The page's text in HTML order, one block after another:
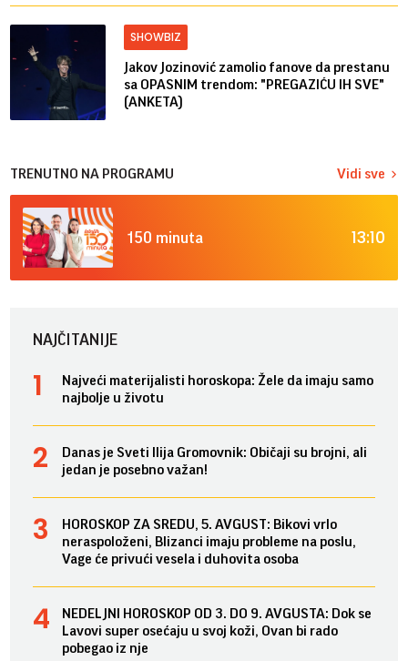
SHOWBIZ
Jakov Jozinović zamolio fanove da prestanu
sa OPASNIM trendom: "PREGAZIĆU IH SVE"
(ANKETA)
TRENUTNO NA PROGRAMU Vidi sve
150 minuta 13:10
NAJČITANIJE
Najveći materijalisti horoskopa: Žele da imaju samo
najbolje u životu
Danas je Sveti Ilija Gromovnik: Običaji su brojni, ali
jedan je posebno važan!
HOROSKOP ZA SREDU, 5. AVGUST: Bikovi vrlo
neraspoloženi, Blizanci imaju probleme na poslu,
Vage će privući vesela i duhovita osoba
NEDELJNI HOROSKOP OD 3. DO 9. AVGUSTA: Dok se
Lavovi super osećaju u svoj koži, Ovan bi rado
pobegao iz nje